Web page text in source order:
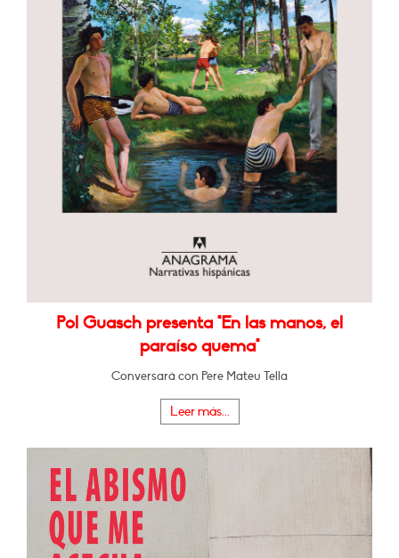
Pol Guasch presenta "En las manos, el
paraíso quema"
Conversará con Pere Mateu Tella
Leer más...